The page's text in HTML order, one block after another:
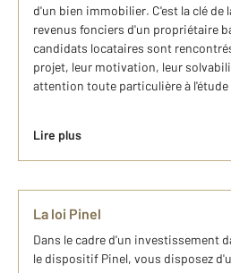
d'un bien immobilier. C'est la clé de
revenus fonciers d'un propriétaire
candidats locataires sont
projet, leur motivation, leur
attention toute particulière à l'étude
Lire plus
La loi Pinel
Dans le cadre d'un investissement
le dispositif Pinel, vous disposez